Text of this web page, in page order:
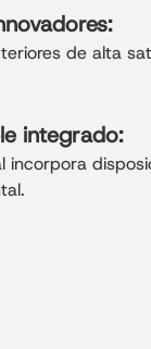
de alta
integrado:
incorpora